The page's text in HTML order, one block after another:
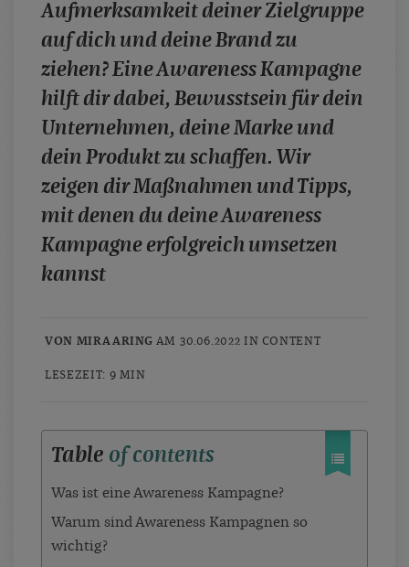
whitepaper
branchen
magazine
contact
Aufmerksamkeit deiner Zielgruppe
auf dich und deine Brand zu
ziehen? Eine Awareness Kampagne
hilft dir dabei, Bewusstsein für dein
Unternehmen, deine Marke und
dein Produkt zu schaffen. Wir
zeigen dir Maßnahmen und Tipps,
mit denen du deine Awareness
Kampagne erfolgreich umsetzen
kannst
VON MIRA ARING AM 30.06.2022 IN CONTENT
LESEZEIT: 9 MIN
Table of contents
Was ist eine Awareness Kampagne?
Warum sind Awareness Kampagnen so
wichtig?